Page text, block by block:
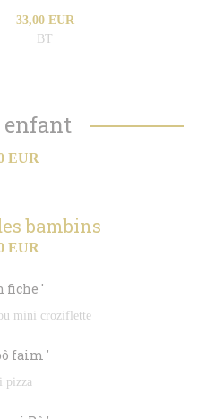
33,00 EUR
BT
EUR
bambins
EUR
fiche '
mini croziflette
faim '
pizza